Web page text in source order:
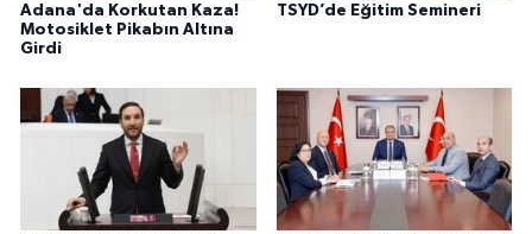
Adana'da Korkutan Kaza!
Motosiklet Pikabın Altına
Girdi
TSYD’de Eğitim Semineri